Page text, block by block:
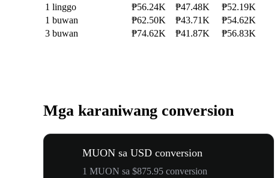
1 linggo
₱56.24K ₱47.48K ₱52.19K
1 buwan
₱62.50K ₱43.71K ₱54.62K
3 buwan
₱74.62K ₱41.87K ₱56.83K
Mga karaniwang conversion
MUON sa USD conversion
1 MUON sa $875.95 conversion